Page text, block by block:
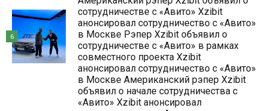
сотрудничестве с «Авито» Xzibit
анонсировал сотрудничество с «Авито»
в Москве Рэпер Xzibit объявил о
сотрудничестве с «Авито» в рамках
совместного проекта Xzibit
анонсировал сотрудничество с «Авито»
в Москве Американский рэпер Xzibit
объявил о начале сотрудничества с
«Авито» Xzibit анонсировал
6